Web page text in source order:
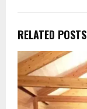
RELATED POSTS